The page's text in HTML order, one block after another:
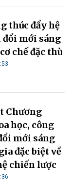
thúc đẩy hệ
mới sáng
chế đặc thù
Chương
học, công
mới sáng
đặc biệt về
chiến lược